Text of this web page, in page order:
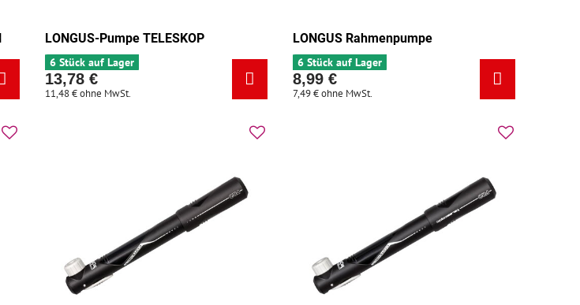
LONGUS-Pumpe TELESKOP
6 Stück auf Lager
13,78 €
11,48 €ohne MwSt.
LONGUS Rahmenpumpe
6 Stück auf Lager
8,99 €
7,49 €ohne MwSt.